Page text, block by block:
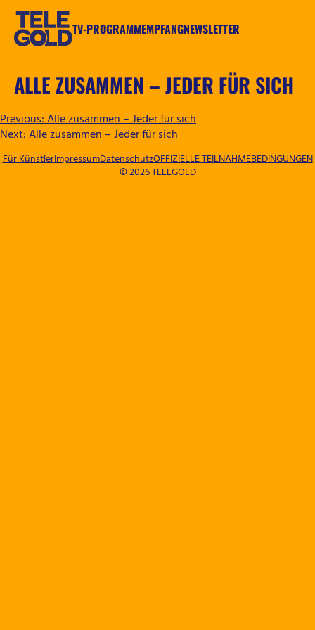
Zum
springen
TV-PROGRAMMEMPFANGNEWSLETTER
ALLE ZUSAMMEN – JEDER FÜR SICH
BEITRAGSNAVIGATION
Previous:Alle zusammen – Jeder für sich
Next:Alle zusammen – Jeder für sich
© 2026 TELEGOLD
Für KünstlerImpressumDatenschutzOFFIZIELLE TEILNAHMEBEDINGUNGEN